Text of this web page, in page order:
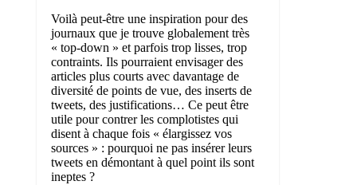
Voilà peut-être une inspiration pour des
journaux que je trouve globalement très
« top-down » et parfois trop lisses, trop
contraints. Ils pourraient envisager des
articles plus courts avec davantage de
diversité de points de vue, des inserts de
tweets, des justifications… Ce peut être
utile pour contrer les complotistes qui
disent à chaque fois « élargissez vos
sources » : pourquoi ne pas insérer leurs
tweets en démontant à quel point ils sont
ineptes ?